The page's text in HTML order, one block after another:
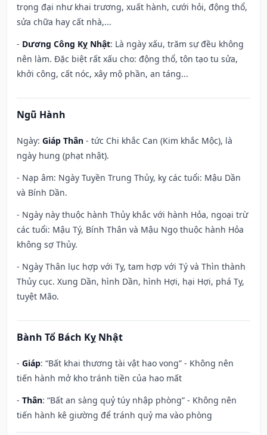
trọng đại như khai trương, xuất hành, cưới hỏi, động thổ,
sửa chữa hay cất nhà,...
- Dương Công Kỵ Nhật: Là ngày xấu, trăm sự đều không
nên làm. Đặc biệt rất xấu cho: động thổ, tôn tạo tu sửa,
khởi công, cất nóc, xây mộ phần, an táng...
Ngũ Hành
Ngày: Giáp Thân - tức Chi khắc Can (Kim khắc Mộc), là
ngày hung (phạt nhật).
- Nạp âm: Ngày Tuyền Trung Thủy, kỵ các tuổi: Mậu Dần
và Bính Dần.
- Ngày này thuộc hành Thủy khắc với hành Hỏa, ngoại trừ
các tuổi: Mậu Tý, Bính Thân và Mậu Ngọ thuộc hành Hỏa
không sợ Thủy.
- Ngày Thân lục hợp với Tỵ, tam hợp với Tý và Thìn thành
Thủy cục. Xung Dần, hình Dần, hình Hợi, hại Hợi, phá Tỵ,
tuyệt Mão.
Bành Tổ Bách Kỵ Nhật
- Giáp: “Bất khai thương tài vật hao vong” - Không nên
tiến hành mở kho tránh tiền của hao mất
- Thân: “Bất an sàng quỷ túy nhập phòng” - Không nên
tiến hành kê giường để tránh quỷ ma vào phòng